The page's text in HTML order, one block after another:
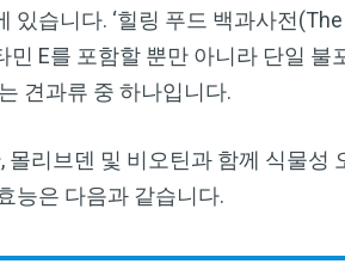
습니다. ‘힐링 푸드 백과사전
E를 포함할 뿐만 아니라 단일
견과류 중 하나입니다.
몰리브덴 및 비오틴과 함께 식물성
능은 다음과 같습니다.